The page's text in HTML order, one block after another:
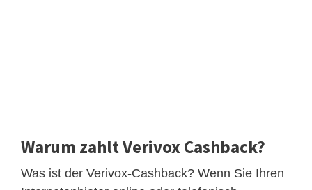
Warum zahlt Verivox Cashback?
Was ist der Verivox-Cashback? Wenn Sie Ihren